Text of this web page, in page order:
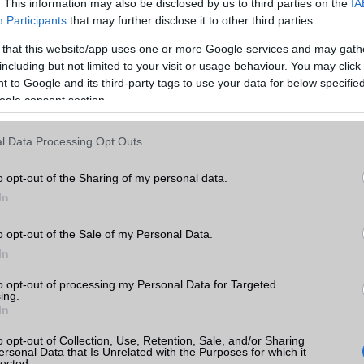
This information may also be disclosed by us to third parties on the
Participants that may further disclose it to other third parties.
that this website/app uses one or more Google services and may
but not limited to your visit or usage behaviour. You may
to Google and its third-party tags to use your data for below
consent section.
Data Processing Opt Outs
opt-out of the Sharing of my personal data.
opt-out of the Sale of my Personal Data.
opt-out of processing my Personal Data for Targeted
opt-out of Collection, Use, Retention, Sale, and/or Sharing
Data that Is Unrelated with the Purposes for which it
EMS/E-mail eMail
MMS Van
Infraport Nincs
Bluetooth v1,x
B/T extra
Wi-Fi (alap)g/b
Wi-Fi extra
Blackberry Nincs
TV/USB kapcsolat Nincs